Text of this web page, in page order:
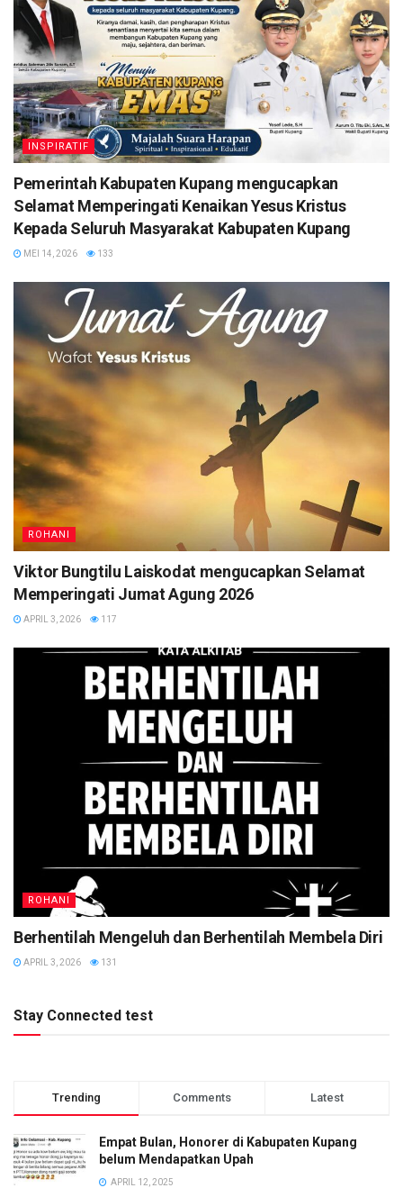
INSPIRATIF
Pemerintah Kabupaten Kupang mengucapkan
Selamat Memperingati Kenaikan Yesus Kristus
Kepada Seluruh Masyarakat Kabupaten Kupang
MEI 14, 2026 133
ROHANI
Viktor Bungtilu Laiskodat mengucapkan Selamat
Memperingati Jumat Agung 2026
APRIL 3, 2026 117
ROHANI
Berhentilah Mengeluh dan Berhentilah Membela Diri
APRIL 3, 2026 131
Stay Connected test
Trending Comments Latest
Empat Bulan, Honorer di Kabupaten Kupang
belum Mendapatkan Upah
APRIL 12, 2025